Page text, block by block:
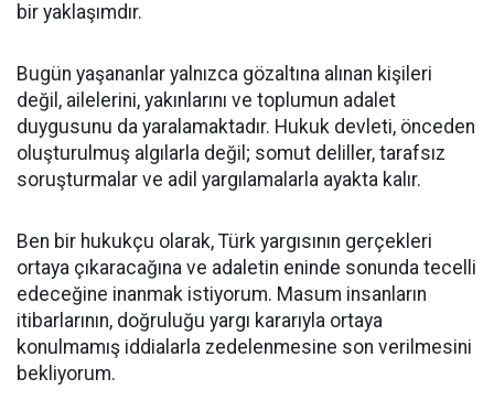
bir yaklaşımdır.
Bugün yaşananlar yalnızca gözaltına alınan kişileri
değil, ailelerini, yakınlarını ve toplumun adalet
duygusunu da yaralamaktadır. Hukuk devleti, önceden
oluşturulmuş algılarla değil; somut deliller, tarafsız
soruşturmalar ve adil yargılamalarla ayakta kalır.
Ben bir hukukçu olarak, Türk yargısının gerçekleri
ortaya çıkaracağına ve adaletin eninde sonunda tecelli
edeceğine inanmak istiyorum. Masum insanların
itibarlarının, doğruluğu yargı kararıyla ortaya
konulmamış iddialarla zedelenmesine son verilmesini
bekliyorum.